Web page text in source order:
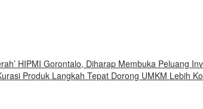
HIPMI Gorontalo, Diharap Membuka Peluang
Produk Langkah Tepat Dorong UMKM Lebih